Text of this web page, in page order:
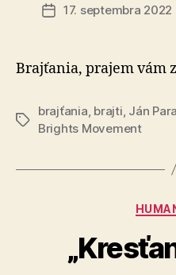
Dátum
17. septembra 2022
Brajťania, prajem vám
Značky
brajťania brajti Ján
Brights Movement